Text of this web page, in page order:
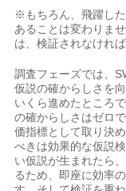
※もちろん、飛躍し
あることは変わりま
は、検証されなけれ
調査フェーズでは、
仮説の確からしさを
いくら進めたところ
の確からしさはゼロ
価指標として取り決
べきは効果的な仮説
い仮説が生まれたら
るため、即座に効率